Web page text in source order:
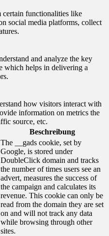
certain functionalities like
social media platforms, collect
and analyze the key
which helps in delivering a
how visitors interact with
information on metrics the
source, etc.
Beschreibung
The __gads cookie, set by
Google, is stored under
DoubleClick domain and tracks
the number of times users see an
advert, measures the success of
the campaign and calculates its
revenue. This cookie can only be
read from the domain they are set
on and will not track any data
while browsing through other
sites.